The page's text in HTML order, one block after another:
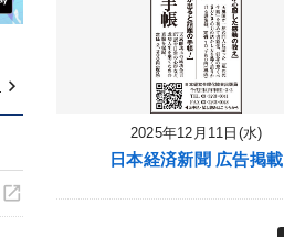
keyboard_arrow_right
2025年12月11日(水)
日本経済新聞 広告掲載